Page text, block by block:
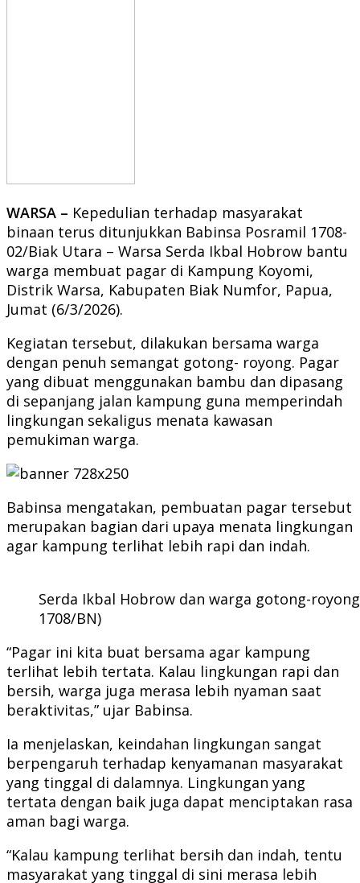
WARSA – Kepedulian terhadap masyarakat
binaan terus ditunjukkan Babinsa Posramil 1708-
02/Biak Utara – Warsa Serda Ikbal Hobrow bantu
warga membuat pagar di Kampung Koyomi,
Distrik Warsa, Kabupaten Biak Numfor, Papua,
Jumat (6/3/2026).
Kegiatan tersebut, dilakukan bersama warga
dengan penuh semangat gotong- royong. Pagar
yang dibuat menggunakan bambu dan dipasang
di sepanjang jalan kampung guna memperindah
lingkungan sekaligus menata kawasan
pemukiman warga.
Babinsa mengatakan, pembuatan pagar tersebut
merupakan bagian dari upaya menata lingkungan
agar kampung terlihat lebih rapi dan indah.
Serda Ikbal Hobrow dan warga gotong-
1708/BN)
“Pagar ini kita buat bersama agar kampung
terlihat lebih tertata. Kalau lingkungan rapi dan
bersih, warga juga merasa lebih nyaman saat
beraktivitas,” ujar Babinsa.
Ia menjelaskan, keindahan lingkungan sangat
berpengaruh terhadap kenyamanan masyarakat
yang tinggal di dalamnya. Lingkungan yang
tertata dengan baik juga dapat menciptakan rasa
aman bagi warga.
“Kalau kampung terlihat bersih dan indah, tentu
masyarakat yang tinggal di sini merasa lebih